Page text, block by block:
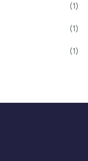
(1)
(1)
(1)